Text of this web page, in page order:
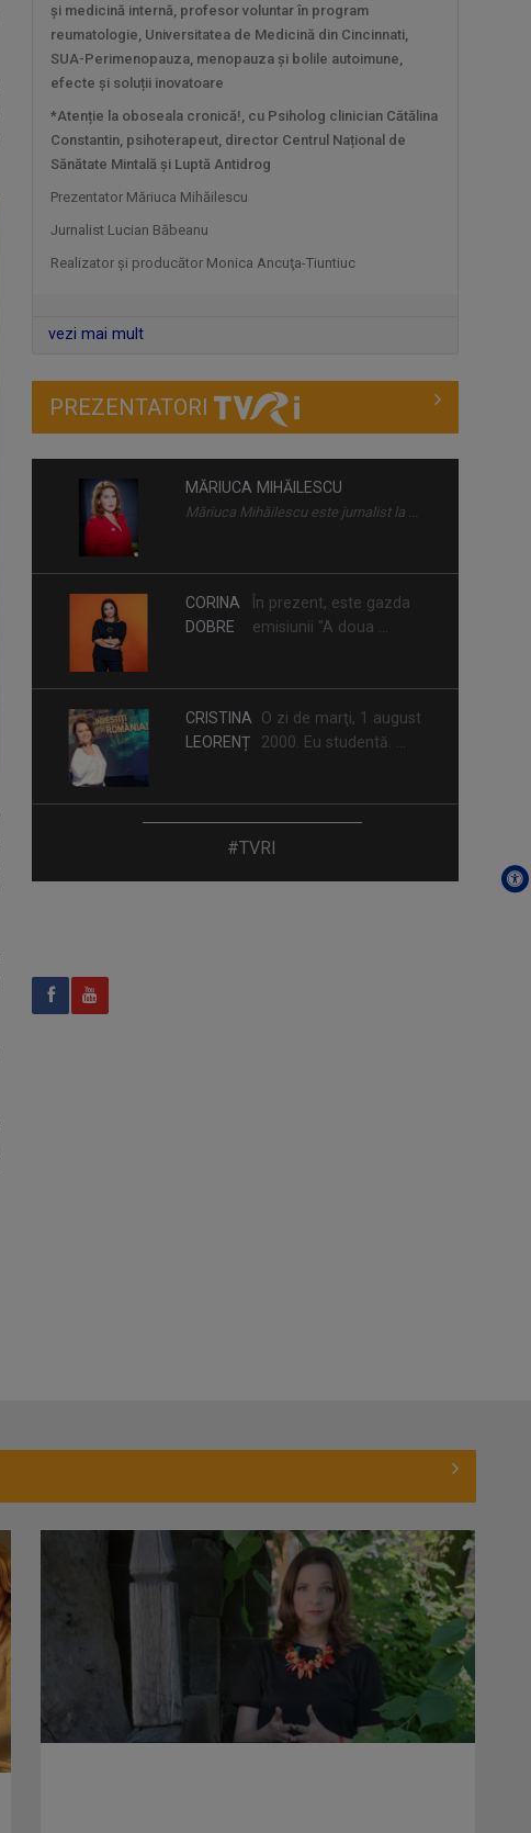
Este principalul program informativ al
A DOUA EMIGRARE
Săptămână de
și medicină internă, profesor voluntar în program
reumatologie, Universitatea de Medicină din Cincinnati,
SUA-Perimenopauza, menopauza și bolile autoimune,
efecte și soluții inovatoare
*Atenție la oboseala cronică!, cu Psiholog clinician Cătălina
Constantin, psihoterapeut, director Centrul Național de
Sănătate Mintală și Luptă Antidrog
Prezentator Măriuca Mihăilescu
Jurnalist Lucian Băbeanu
Realizator şi producător Monica Ancuţa-Tiuntiuc
vezi mai mult
PREZENTATORI
MĂRIUCA MIHĂILESCU
Măriuca Mihăilescu este jurnalist la ...
CORINA
DOBRE
În prezent, este gazda
emisiunii "A doua ...
CRISTINA
LEORENȚ
O zi de marţi, 1 august
2000. Eu studentă. ...
Anul 2011 a fost decisiv pentru mine.
Din luna ...
#TVRI